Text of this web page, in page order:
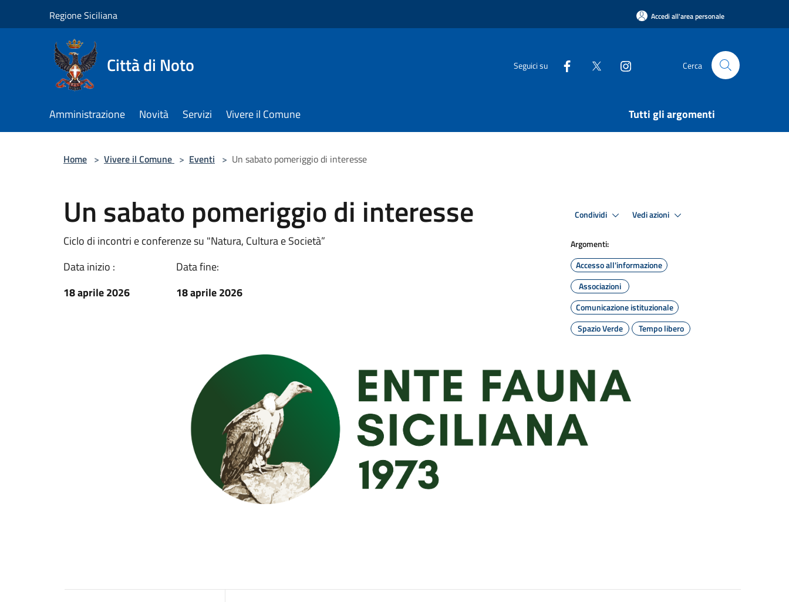
Regione Siciliana Accedi all'area personale
Città di Noto Seguici su Cerca
Amministrazione Novità Servizi Vivere il Comune Tutti gli argomenti
Home > Vivere il Comune > Eventi > Un sabato pomeriggio di interesse
Un sabato pomeriggio di interesse
Ciclo di incontri e conferenze su "Natura, Cultura e Società”
Data inizio :
18 aprile 2026
Data fine:
18 aprile 2026
Condividi Vedi azioni
Argomenti:
Accesso all'informazione
Associazioni
Comunicazione istituzionale
Spazio Verde
Tempo libero